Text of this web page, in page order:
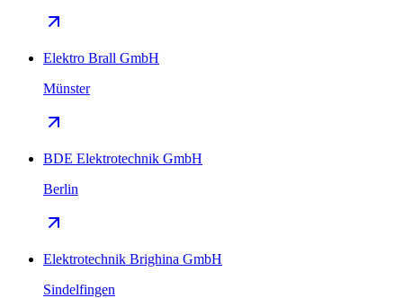
Elektro Brall GmbH
Münster
BDE Elektrotechnik GmbH
Berlin
Elektrotechnik Brighina GmbH
Sindelfingen